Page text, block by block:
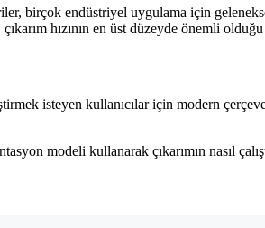
birçok endüstriyel uygulama için
hızının en üst düzeyde önemli olduğu
isteyen kullanıcılar için modern
modeli kullanarak çıkarımın nasıl